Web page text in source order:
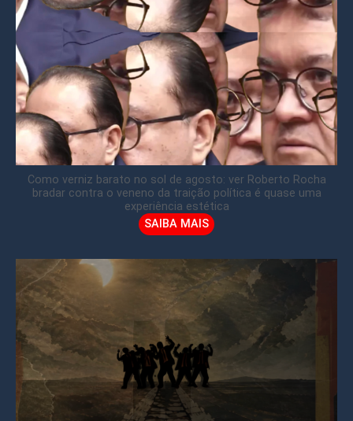
Como verniz barato no sol de agosto: ver Roberto Rocha
bradar contra o veneno da traição política é quase uma
experiência estética
SAIBA MAIS